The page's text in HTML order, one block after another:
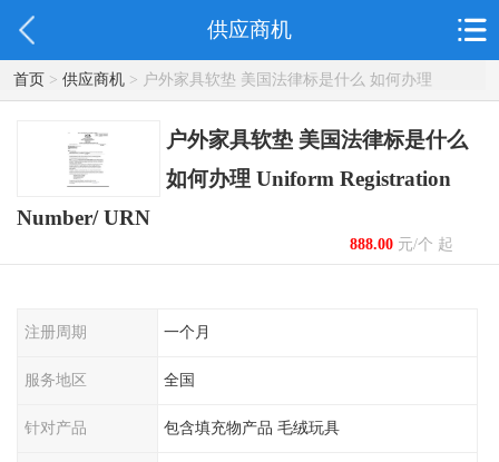
供应商机
首页> 供应商机> 户外家具软垫 美国法律标是什么 如何办理
Uniform Registration Number/ URN
户外家具软垫 美国法律标是什么
如何办理 Uniform Registration
Number/ URN
888.00元/个 起
注册周期 一个月
服务地区 全国
针对产品 包含填充物产品 毛绒玩具